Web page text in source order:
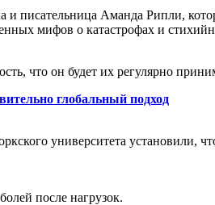
писательница Аманда Рипли,
мифов о катастрофах и
что он будет их регулярно
глобальный подход
университета установили,
после нагрузок.